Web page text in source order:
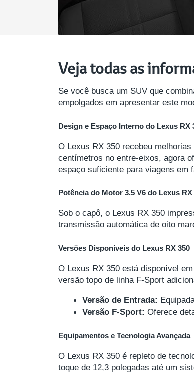
Veja todas as
Se você busca um SUV que
empolgados em apresentar este
Design e Espaço Interno do Lexus RX
O Lexus RX 350 recebeu
centímetros no entre-eixos, agora
espaço suficiente para viagens em
Potência do Motor 3.5 V6 do Lexus RX
Sob o capô, o Lexus RX 350
transmissão automática de oito
Versões Disponíveis do Lexus RX 350
O Lexus RX 350 está disponível
versão topo de linha F-Sport
Versão de Entrada:
Versão F-Sport: Oferece
Equipamentos e Tecnologia Avançada
O Lexus RX 350 é repleto de
toque de 12,3 polegadas até um